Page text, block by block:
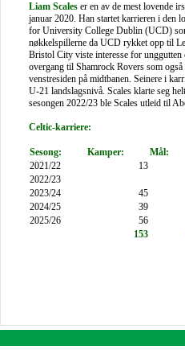
Liam Scales er en av de mest lovende
januar 2020. Han startet karrieren i den
for University College Dublin (UCD)
nøkkelspillerne da UCD rykket opp til
Bristol City viste interesse for unggutten
overgang til Shamrock Rovers som
venstresiden på midtbanen. Seinere i
U-21 landslagsnivå. Scales klarte seg
sesongen 2022/23 ble Scales utleid til
Celtic-karriere:
Sesong: Kamper:
2021/22
13
2022/23
2023/24
45
2024/25
39
2025/26
56
153